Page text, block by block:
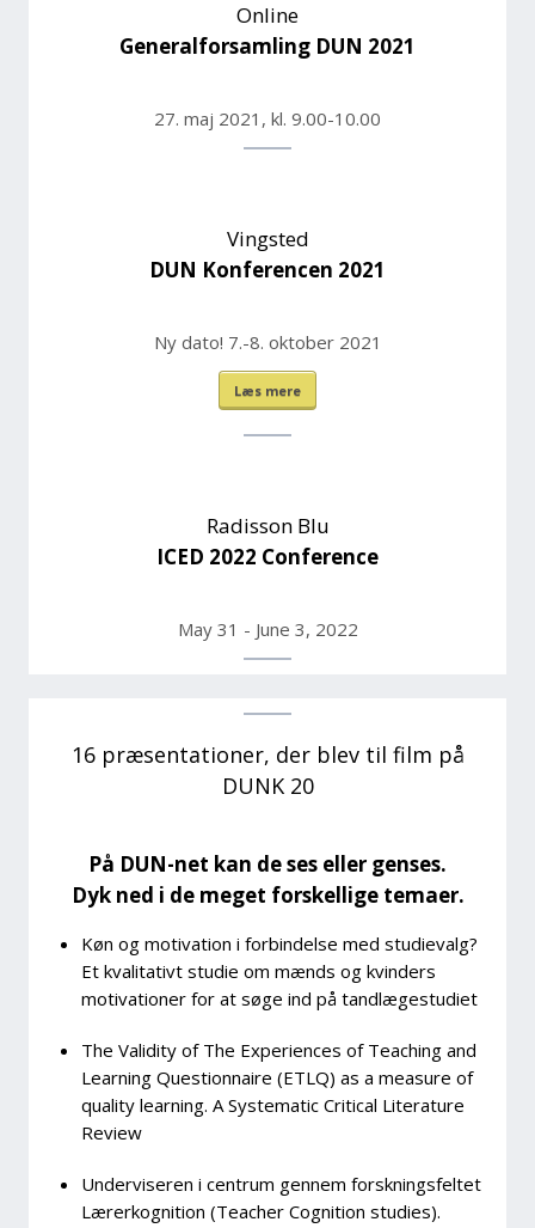
Online
Generalforsamling DUN 2021
27. maj 2021, kl. 9.00-10.00
Vingsted
DUN Konferencen 2021
Ny dato! 7.-8. oktober 2021
Læs mere
Radisson Blu
ICED 2022 Conference
May 31 - June 3, 2022
16 præsentationer, der blev til film på
DUNK 20
På DUN-net kan de ses eller genses.
Dyk ned i de meget forskellige temaer.
Køn og motivation i forbindelse med studievalg?
Et kvalitativt studie om mænds og kvinders
motivationer for at søge ind på tandlægestudiet
The Validity of The Experiences of Teaching and
Learning Questionnaire (ETLQ) as a measure of
quality learning. A Systematic Critical Literature
Review
Underviseren i centrum gennem forskningsfeltet
Lærerkognition (Teacher Cognition studies).